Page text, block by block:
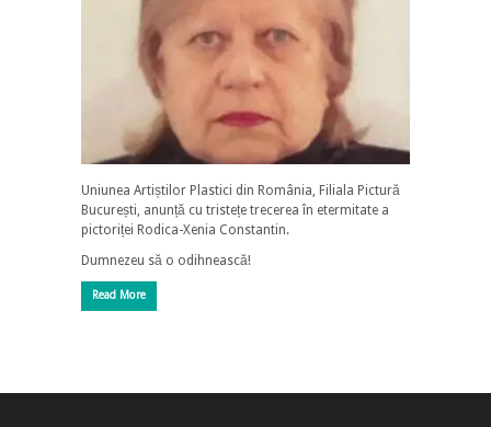
Uniunea Artiștilor Plastici din România, Filiala Pictură
București, anunță cu tristețe trecerea în etermitate a
pictoriței Rodica-Xenia Constantin.
Dumnezeu să o odihnească!
Read More